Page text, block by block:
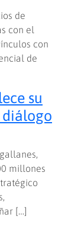
de
con el
con
de
su
millones
[…]